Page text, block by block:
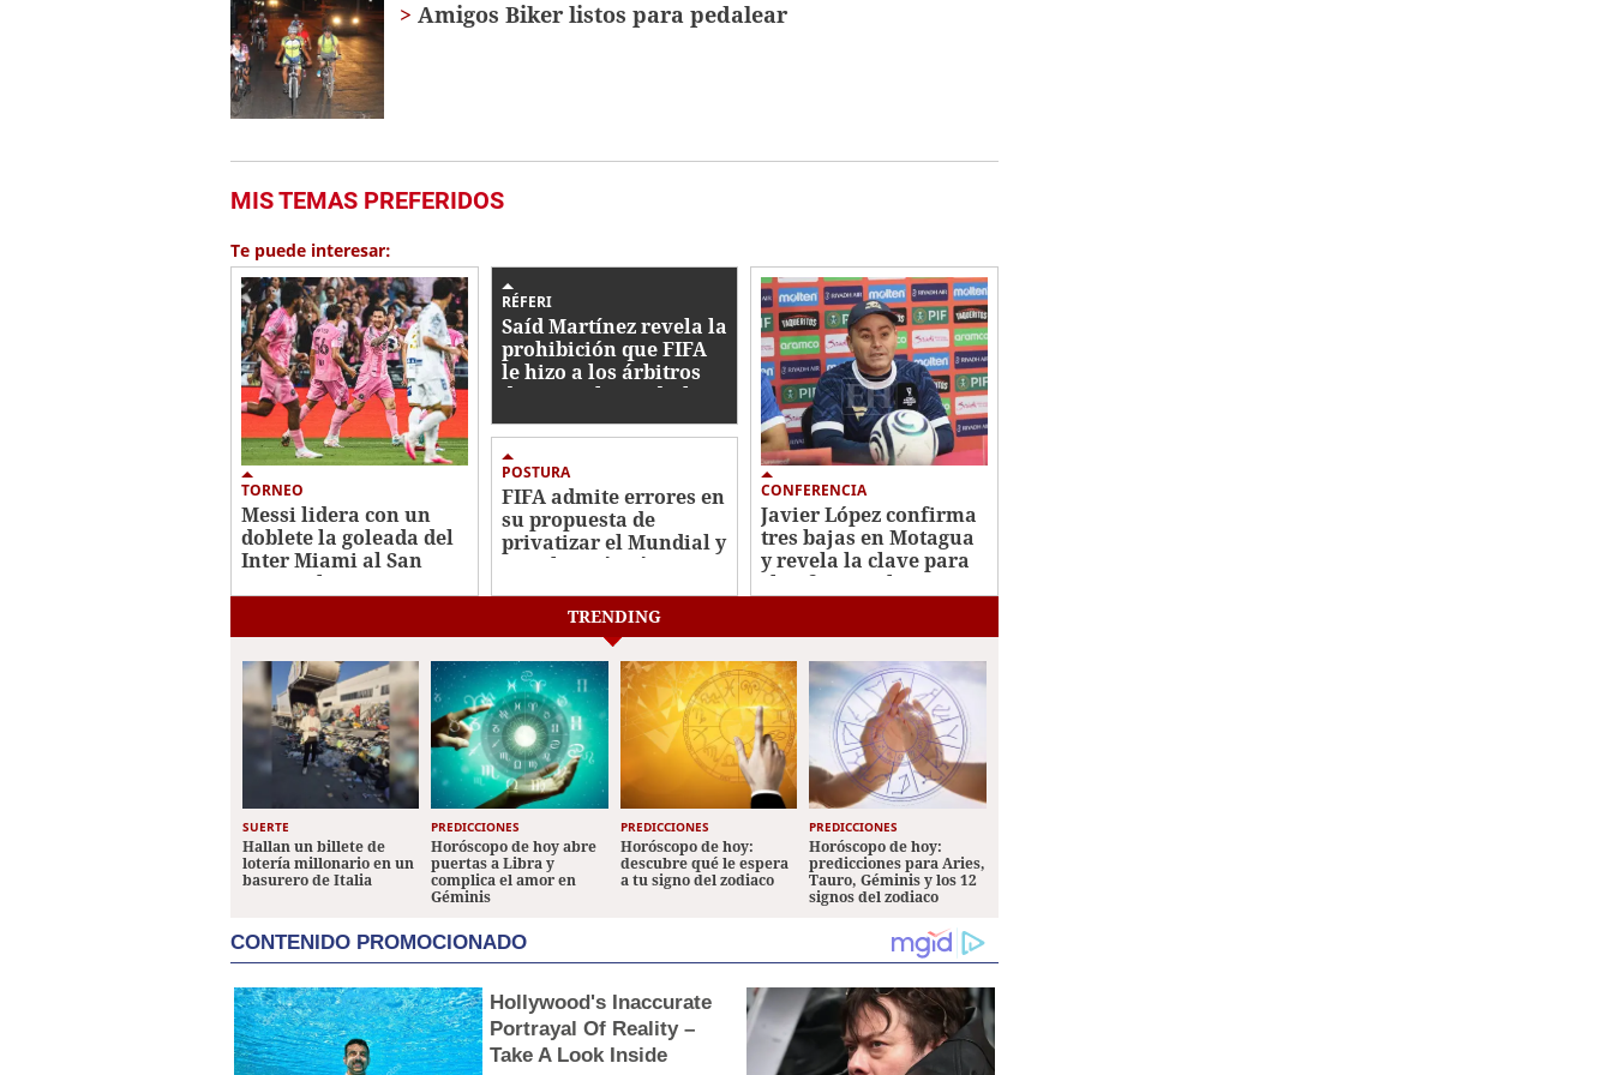
Amigos Biker listos para pedalear
MIS TEMAS PREFERIDOS
Te puede interesar:
TORNEO
Messi lidera con un
doblete la goleada del
Inter Miami al San
Luis en la Leagues Cup
RÉFERI
Saíd Martínez revela la
prohibición que FIFA
le hizo a los árbitros
durante el Mundial
POSTURA
FIFA admite errores en
su propuesta de
privatizar el Mundial y
no tolerará más
CONFERENCIA
Javier López confirma
tres bajas en Motagua
y revela la clave para
clasificar en la Copa
TRENDING
SUERTE
Hallan un billete de
lotería millonario en un
basurero de Italia
PREDICCIONES
Horóscopo de hoy abre
puertas a Libra y
complica el amor en
Géminis
PREDICCIONES
Horóscopo de hoy:
descubre qué le espera
a tu signo del zodiaco
PREDICCIONES
Horóscopo de hoy:
predicciones para Aries,
Tauro, Géminis y los 12
signos del zodiaco
CONTENIDO PROMOCIONADO
Hollywood's Inaccurate
Portrayal Of Reality –
Take A Look Inside